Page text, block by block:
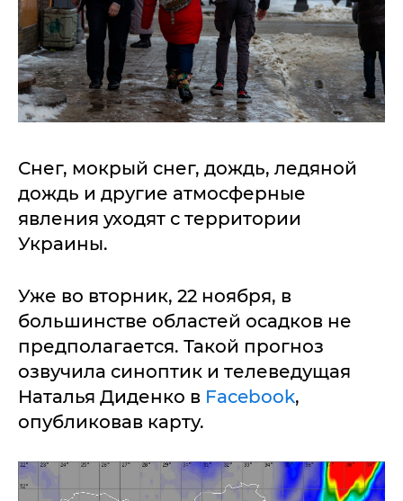
Снег, мокрый снег, дождь, ледяной
дождь и другие атмосферные
явления уходят с территории
Украины.
Уже во вторник, 22 ноября, в
большинстве областей осадков не
предполагается. Такой прогноз
озвучила синоптик и телеведущая
Наталья Диденко в Facebook,
опубликовав карту.